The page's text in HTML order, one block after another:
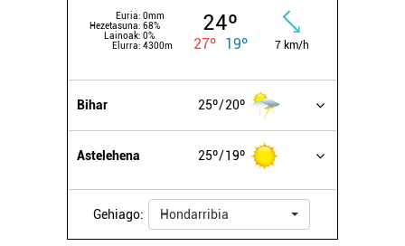
Euria: 0mm
Hezetasuna: 68%
Lainoak: 0%
Elurra: 4300m
24º
27º 19º 7 km/h
Bihar 25º 20º
Astelehena 25º 19º
Gehiago: Hondarribia